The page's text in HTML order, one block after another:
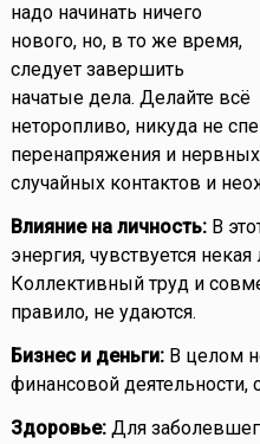
надо начинать ничего
нового, но, в то же время,
следует завершить
начатые дела. Делайте всё
неторопливо, никуда не
перенапряжения и
случайных контактов и
Влияние на личность:В
энергия, чувствуется
Коллективный труд и
правило, не удаются.
Бизнес и деньги:В целом
финансовой деятельности,
Здоровье:Для